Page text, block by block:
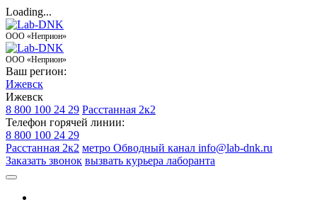
Loading...
ООО «Неприон»
ООО «Неприон»
Ваш регион:
Ижевск
Ижевск
8 800 100 24 29 Расстанная 2к2
Телефон горячей линии:
8 800 100 24 29
Расстанная 2к2 метро Обводный канал info@lab-dnk.ru
Заказать звонок вызвать курьера лаборанта